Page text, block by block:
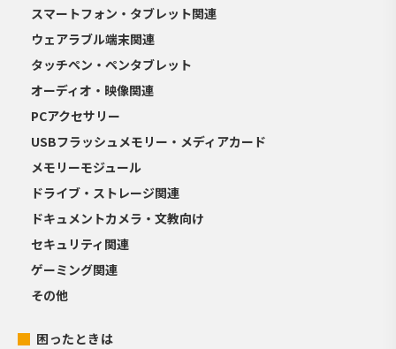
スマートフォン・タブレット関連
ウェアラブル端末関連
タッチペン・ペンタブレット
オーディオ・映像関連
PCアクセサリー
USBフラッシュメモリー・メディアカード
メモリーモジュール
ドライブ・ストレージ関連
ドキュメントカメラ・文教向け
セキュリティ関連
ゲーミング関連
その他
困ったときは